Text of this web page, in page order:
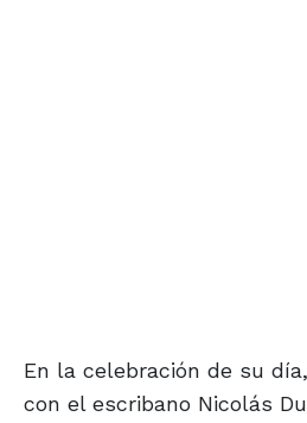
En la celebración de su
con el escribano Nicolás